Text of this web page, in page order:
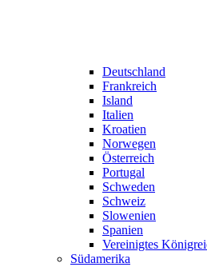
Deutschland
Frankreich
Island
Italien
Kroatien
Norwegen
Österreich
Portugal
Schweden
Schweiz
Slowenien
Spanien
Vereinigtes
Südamerika